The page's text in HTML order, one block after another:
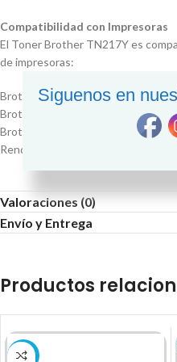
Compatibilidad con Impresoras
El Toner Brother TN217Y es
de impresoras:
Brother HL-L3270CDW
Brother DCP-L3551CDW
Brother MFC-L3750CDW
Rendimiento de Página
Valoraciones (0)
Envío y Entrega
Productos
-3%
Siguenos en